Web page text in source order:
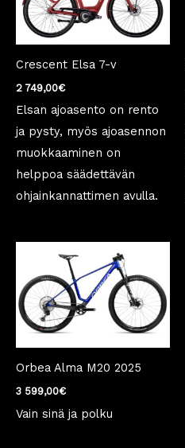
Crescent Elsa 7-v
2 749,00€
Elsan ajoasento on rento
ja pysty, myös ajoasennon
muokkaaminen on
helppoa säädettävän
ohjainkannattimen avulla.
Orbea Alma M20 2025
3 599,00€
Vain sinä ja polku